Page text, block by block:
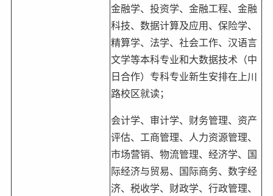
金融学、投资学、金融工程、金融
科技、数据计算及应用、保险学、
精算学、法学、社会工作、汉语言
文学等本科专业和大数据技术（中
日合作）专科专业新生安排在上川
路校区就读；
会计学、审计学、财务管理、资产
评估、工商管理、人力资源管理、
市场营销、物流管理、经济学、国
际经济与贸易、国际商务、数字经
济、税收学、财政学、行政管理、